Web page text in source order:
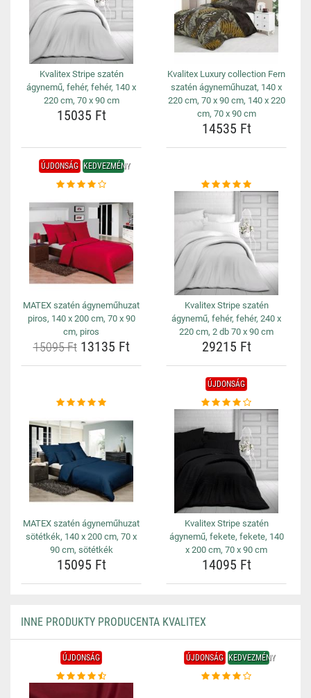
Kvalitex Stripe szatén
ágynemű, fehér, fehér, 140 x
220 cm, 70 x 90 cm
15035 Ft
Kvalitex Luxury collection Fern
szatén ágyneműhuzat, 140 x
220 cm, 70 x 90 cm, 140 x 220
cm, 70 x 90 cm
14535 Ft
ÚJDONSÁG KEDVEZMÉNY
MATEX szatén ágyneműhuzat
piros, 140 x 200 cm, 70 x 90
cm, piros
15095 Ft13135 Ft
Kvalitex Stripe szatén
ágynemű, fehér, fehér, 240 x
220 cm, 2 db 70 x 90 cm
29215 Ft
MATEX szatén ágyneműhuzat
sötétkék, 140 x 200 cm, 70 x
90 cm, sötétkék
15095 Ft
ÚJDONSÁG
Kvalitex Stripe szatén
ágynemű, fekete, fekete, 140
x 200 cm, 70 x 90 cm
14095 Ft
INNE PRODUKTY PRODUCENTA KVALITEX
ÚJDONSÁG ÚJDONSÁG KEDVEZMÉNY